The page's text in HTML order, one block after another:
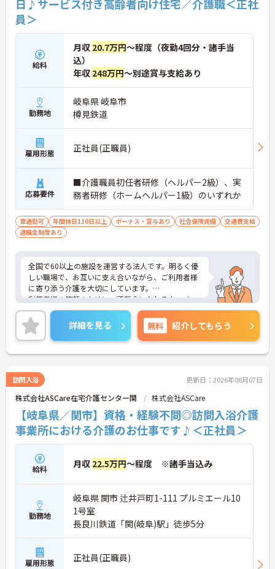
日♪サービス付き高齢者向け住宅／介護職＜正社
員＞
給料
月収 20.7万円～程度（夜勤4回分・諸手当
込）
年収 248万円～別途賞与支給あり
勤務地
岐阜県 岐阜市
樽見鉄道
雇用形態 正社員(正職員)
応募要件
■介護職員初任者研修（ヘルパー2級）、実
務者研修（ホームヘルパー1級）のいずれか
車通勤可 年間休日110日以上 ボーナス・賞与あり 社会保険完備
交通費支給
退職金制度あり
全国で60以上の施設を運営する法人です。明るく優
しい職場で、お互いに支え合いながら、ご利用者様
に寄り添う介護を大切にしています。
利用者様の笑顔のために一所懸命になれる方・チー
ム連携を大切に勤務出来る方を歓迎しています。
ご興味ある方には、面接対策ポイントなど、さらに
詳細をお話しいたしますのでお気軽にご相談くださ
い！
詳細を見る 無料 紹介してもらう
訪問入浴 更新日：2026年08月07日
株式会社ASCare在宅介護センター関 株式会社ASCare
【岐阜県／関市】資格・経験不問◎訪問入浴介護
事業所における介護のお仕事です♪＜正社員＞
給料 月収 22.5万円～程度 ※諸手当込み
勤務地
岐阜県 関市 辻井戸町1-111 プルミエール10
1号室
長良川鉄道「関(岐阜)駅」徒歩5分
雇用形態 正社員(正職員)